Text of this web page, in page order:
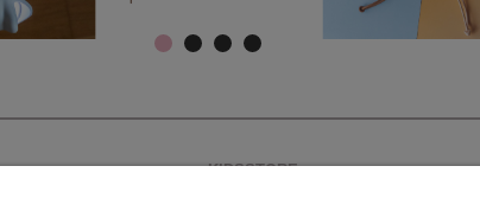
KIDSSTORE